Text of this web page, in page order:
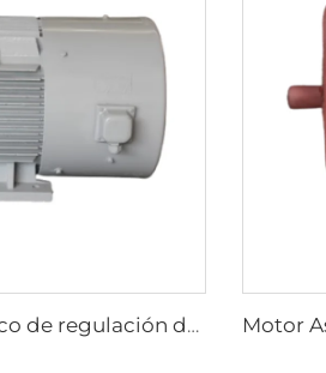
Motor asíncrono trifásico de regulación de velocidad por frecuencia variable serie YP